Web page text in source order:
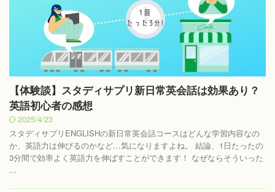
【体験談】スタディサプリ新日常英会話は効果あり？
英語初心者の感想
2025/4/23
スタディサプリENGLISHの新日常英会話コースはどんな学習内容なの
か、英語力は伸びるのかなど…気になりますよね。 結論、1日たったの
3分間で効率よく英語力を伸ばすことができます！ なぜならそういった
...